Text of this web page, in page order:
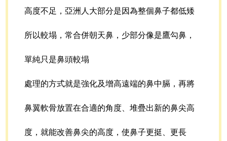
高度不足，亞洲人大部分是因為整個鼻子都低矮
所以較塌，常合併朝天鼻，少部分像是鷹勾鼻，
單純只是鼻頭較塌
處理的方式就是強化及增高遠端的鼻中膈，再將
鼻翼軟骨放置在合適的角度、堆疊出新的鼻尖高
度，就能改善鼻尖的高度，使鼻子更挺、更長